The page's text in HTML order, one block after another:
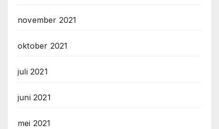
november 2021
oktober 2021
juli 2021
juni 2021
mei 2021